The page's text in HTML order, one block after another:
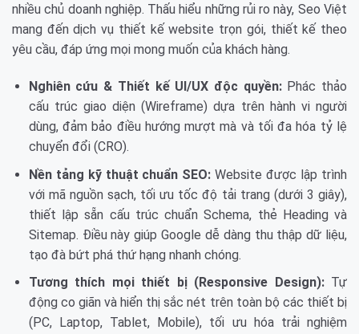
nhiều chủ doanh nghiệp. Thấu hiểu những rủi ro này, Seo Việt
mang đến dịch vụ thiết kế website trọn gói, thiết kế theo
yêu cầu, đáp ứng mọi mong muốn của khách hàng.
Nghiên cứu & Thiết kế UI/UX độc quyền:Phác thảo
cấu trúc giao diện (Wireframe) dựa trên hành vi người
dùng, đảm bảo điều hướng mượt mà và tối đa hóa tỷ lệ
chuyển đổi (CRO).
Nền tảng kỹ thuật chuẩn SEO: Website được lập trình
với mã nguồn sạch, tối ưu tốc độ tải trang (dưới 3 giây),
thiết lập sẵn cấu trúc chuẩn Schema, thẻ Heading và
Sitemap. Điều này giúp Google dễ dàng thu thập dữ liệu,
tạo đà bứt phá thứ hạng nhanh chóng.
Tương thích mọi thiết bị (Responsive Design):Tự
động co giãn và hiển thị sắc nét trên toàn bộ các thiết bị
(PC, Laptop, Tablet, Mobile), tối ưu hóa trải nghiệm